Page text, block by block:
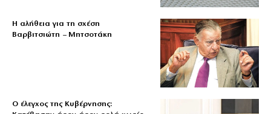
Η αλήθεια για τη σχέση
Βαρβιτσιώτη – Μητσοτάκη
Ο έλεγχος της Κυβέρνησης: